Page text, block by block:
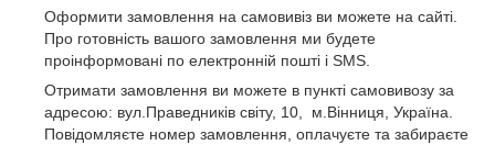
Оформити замовлення на самовивіз ви можете на сайті.
Про готовність вашого замовлення ми будете
проінформовані по електронній пошті і SMS.
Отримати замовлення ви можете в пункті самовивозу за
адресою: вул.Праведників світу, 10, м.Вінниця, Україна.
Повідомляєте номер замовлення, оплачуєте та забираєте